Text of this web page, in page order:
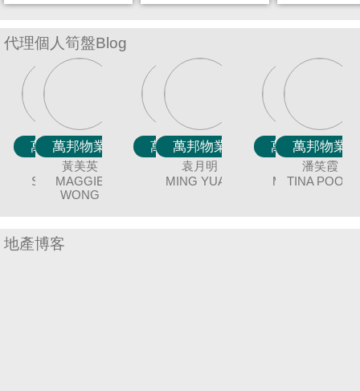
於
我
們
代理個人筍盤Blog
萬邦物業
冼嘉臻
BORIS SIN
萬邦物業
廖細鳳
SISI LIAO
萬邦物業
黃美英
MAGGIE
WONG
萬邦物業
MAY NIP
萬邦物業
DEBBIE TONG
萬邦物業
陳蘭貞
COCO CHAN
萬邦物業
吳美美
MEI NG
萬邦物業
袁月明
MING YUAN
萬邦物業
JUNE TSE
萬邦物業
JIMMY YU
萬邦物業
CRYSTAL
萬邦物業
DAVID NGAN
萬邦物業
ELIZA LIN
萬邦物業
陳詩佩
CANDY CHAN
萬邦物業
羅貝銘
MING LO
萬邦物業
潘笑霞
TINA POON
地產博客